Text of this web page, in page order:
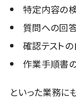
特定内容の
質問への回
確認テスト
作業手順書
といった業務に